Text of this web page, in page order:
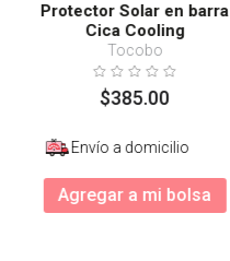
Protector Solar en barra
Cica Cooling
Tocobo
$385.00
Envío a domicilio
Agregar a mi bolsa